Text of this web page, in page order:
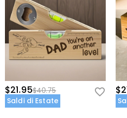
pezzo di casa per guidare le sue mani
Informazioni di Base
Altezza (cm):7.3 cm
Larghezza (cm):19 cm
$21.95$40.75
Saldi di Estate